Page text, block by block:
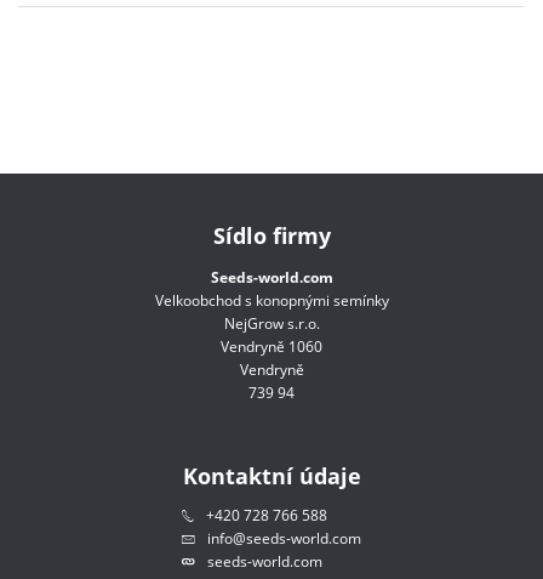
Sídlo firmy
Seeds-world.com
Velkoobchod s konopnými semínky
NejGrow s.r.o.
Vendryně 1060
Vendryně
739 94
Kontaktní údaje
+420 728 766 588
info@seeds-world.com
seeds-world.com